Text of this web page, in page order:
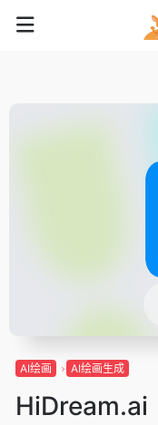
AI绘画 AI绘画生成
HiDream.ai